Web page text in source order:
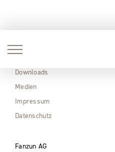
Aktuell
Downloads
Medien
Impressum
Datenschutz
Fanzun AG